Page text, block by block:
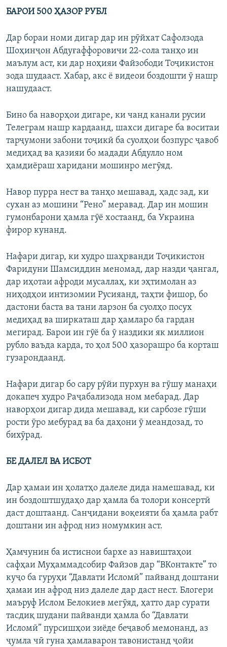
БАРОИ 500 ҲАЗОР РУБЛ
Дар бораи номи дигар дар ин рӯйхат Сафолзода
Шоҳинҷон Абдуғаффоровичи 22-сола танҳо ин
маълум аст, ки дар ноҳияи Файзободи Тоҷикистон
зода шудааст. Хабар, акс ё видеои боздошти ӯ нашр
нашудааст.
Бино ба наворҳои дигаре, ки чанд канали русии
Телеграм нашр кардаанд, шахси дигаре ба воситаи
тарҷумони забони тоҷикӣ ба суолҳои бозпурс ҷавоб
медиҳад ва қазияи бо мадади Абдулло ном
ҳамдиёраш харидани мошинро мегӯяд.
Навор пурра нест ва танҳо мешавад, ҳадс зад, ки
сухан аз мошини “Рено” меравад. Дар ин мошин
гумонбарони ҳамла гӯё хостаанд, ба Украина
фирор кунанд.
Нафари дигар, ки худро шаҳрванди Тоҷикистон
Фаридуни Шамсиддин меномад, дар назди ҷангал,
дар иҳотаи афроди мусаллаҳ, ки эҳтимолан аз
ниҳодҳои интизомии Русияанд, таҳти фишор, бо
дастони баста ва тани ларзон ба суолҳо посух
медиҳад ва ширкаташ дар ҳамларо ба гардан
мегирад. Барои ин гӯё ба ӯ наздики як миллион
рубло ваъда карда, то ҳол 500 ҳазорашро ба корташ
гузарондаанд.
Нафари дигар бо сару рӯйи пурхун ва гӯшу манаҳи
докапеч худро Раҷабализода ном мебарад. Дар
наворҳои дигар дида мешавад, ки сарбозе гӯши
рости ӯро мебурад ва ба даҳони ӯ меандозад, то
бихӯрад.
БЕ ДАЛЕЛ ВА ИСБОТ
Дар ҳамаи ин ҳолатҳо далеле дида намешавад, ки
ин боздоштшудаҳо дар ҳамла ба толори консертӣ
даст доштаанд. Санҷидани воқеияти ба ҳамла рабт
доштани ин афрод низ номумкин аст.
Ҳамчунин ба истиснои бархе аз навиштаҳои
сафҳаи Муҳаммадсобир Файзов дар “ВКонтакте” то
куҷо ба гуруҳи “Давлати Исломӣ” пайванд доштани
ҳамаи ин афрод низ далеле дар даст нест. Блогери
маъруф Ислом Белокиев мегӯяд, ҳатто дар сурати
тасдиқ шудани пайванди ҳамла бо “Давлати
Исломӣ” пурсишҳои зиёде беҷавоб мемонанд, аз
ҷумла чӣ гуна ҳамлаварон тавонистанд ҷойи